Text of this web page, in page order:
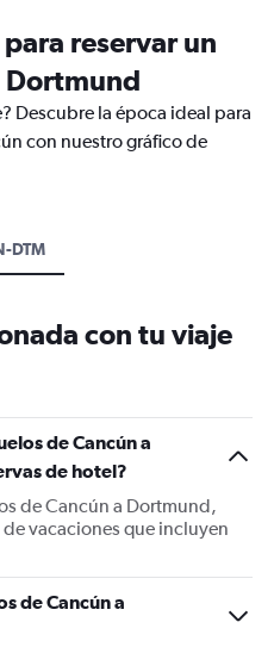
reservar un
Dortmund
Descubre la época ideal para
con nuestro gráfico de
DTM
con tu viaje
de Cancún a
de hotel?
de Cancún a Dortmund,
vacaciones que incluyen
de Cancún a